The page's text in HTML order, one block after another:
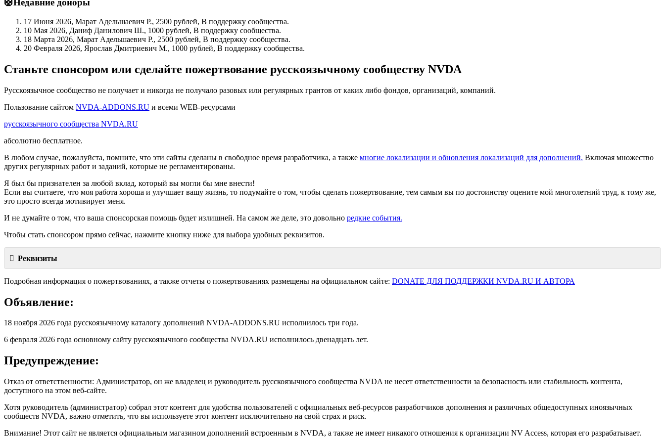
🛟Недавние доноры
17 Июня 2026, Марат Адельшаевич Р., 2500 рублей, В поддержку сообщества.
10 Мая 2026, Даниф Данилович Ш., 1000 рублей, В поддержку сообщества.
18 Марта 2026, Марат Адельшаевич Р., 2500 рублей, В поддержку сообщества.
20 Февраля 2026, Ярослав Дмитриевич М., 1000 рублей, В поддержку сообщества.
Станьте спонсором или сделайте пожертвование русскоязычному сообществу NVDA
Русскоязычное сообщество не получает и никогда не получало разовых или регулярных грантов от каких либо фондов, организаций, компаний.
Пользование сайтом NVDA-ADDONS.RU и всеми WEB-ресурсами
русскоязычного сообщества NVDA.RU
абсолютно бесплатное.
В любом случае, пожалуйста, помните, что эти сайты сделаны в свободное время разработчика, а также многие локализации и обновления локализаций для дополнений. Включая множество
других регулярных работ и заданий, которые не регламентированы.
Я был бы признателен за любой вклад, который вы могли бы мне внести!
Если вы считаете, что моя работа хороша и улучшает вашу жизнь, то подумайте о том, чтобы сделать пожертвование, тем самым вы по достоинству оцените мой многолетний труд, к тому же,
это просто всегда мотивирует меня.
И не думайте о том, что ваша спонсорская помощь будет излишней. На самом же деле, это довольно редкие события.
Чтобы стать спонсором прямо сейчас, нажмите кнопку ниже для выбора удобных реквизитов.
Реквизиты
Подробная информация о пожертвованиях, а также отчеты о пожертвованиях размещены на официальном сайте: DONATE ДЛЯ ПОДДЕРЖКИ NVDA.RU И АВТОРА
Объявление:
18 ноября 2026 года русскоязычному каталогу дополнений NVDA-ADDONS.RU исполнилось три года.
6 февраля 2026 года основному сайту русскоязычного сообщества NVDA.RU исполнилось двенадцать лет.
Предупреждение:
Отказ от ответственности: Администратор, он же владелец и руководитель русскоязычного сообщества NVDA не несет ответственности за безопасность или стабильность контента,
доступного на этом веб-сайте.
Хотя руководитель (администратор) собрал этот контент для удобства пользователей с официальных веб-ресурсов разработчиков дополнения и различных общедоступных иноязычных
сообществ NVDA, важно отметить, что вы используете этот контент исключительно на свой страх и риск.
Внимание! Этот сайт не является официальным магазином дополнений встроенным в NVDA, а также не имеет никакого отношения к организации NV Access, которая его разрабатывает.